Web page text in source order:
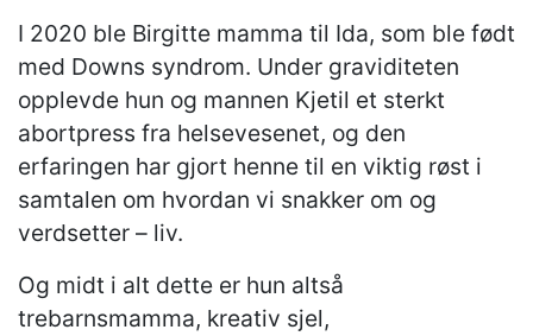
I 2020 ble Birgitte mamma til Ida, som ble født
med Downs syndrom. Under graviditeten
opplevde hun og mannen Kjetil et sterkt
abortpress fra helsevesenet, og den
erfaringen har gjort henne til en viktig røst i
samtalen om hvordan vi snakker om og
verdsetter – liv.
Og midt i alt dette er hun altså
trebarnsmamma, kreativ sjel,